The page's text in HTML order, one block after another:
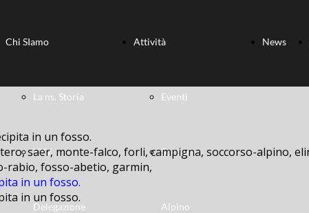
Chi SIamo
La ns. Storia
XXV
Delegazione
Attività
Eventi
Soccorso
Alpino
News
saer, monte-falco, forli, campigna, soccorso-alpino,
rabio, fosso-abetio, garmin,
in un fosso.
in un fosso.